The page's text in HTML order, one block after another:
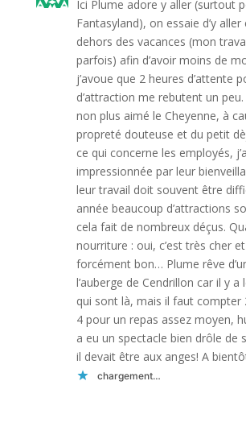
Ici Plume adore y aller (surtout
Fantasyland), on essaie d’y
dehors des vacances (mon
parfois) afin d’avoir moins de
j’avoue que 2 heures d’attente
d’attraction me rebutent un peu.
non plus aimé le Cheyenne, à
propreté douteuse et du petit
ce qui concerne les employés,
impressionnée par leur
leur travail doit souvent être
année beaucoup d’attractions
cela fait de nombreux déçus.
nourriture : oui, c’est très cher
forcément bon… Plume rêve
l’auberge de Cendrillon car il y a
qui sont là, mais il faut compter
4 pour un repas assez moyen,
a eu un spectacle bien drôle de
il devait être aux anges! A
chargement…